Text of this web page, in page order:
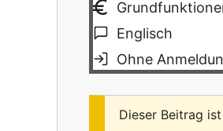
Englisch
Ohne
Dieser Beitrag